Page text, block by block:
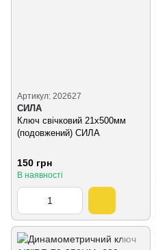
Артикул: 202627
СИЛА
Ключ свічковий 21x500мм
(подовжений) СИЛА
150 грн
В наявності